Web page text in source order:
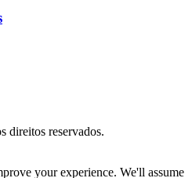
direitos reservados.
your experience. We'll assume